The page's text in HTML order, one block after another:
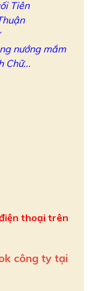
Tiên
nướng mắm
Chữ...
thoại trên
công ty tại